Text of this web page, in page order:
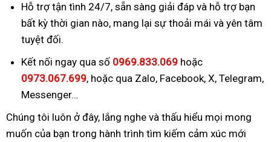
Hỗ trợ tận tình 24/7, sẵn sàng giải đáp và hỗ trợ bạn
bất kỳ thời gian nào, mang lại sự thoải mái và yên tâm
tuyệt đối.
Kết nối ngay qua số 0969.833.069 hoặc
0973.067.699, hoặc qua Zalo, Facebook, X, Telegram,
Messenger…
Chúng tôi luôn ở đây, lắng nghe và thấu hiểu mọi mong
muốn của bạn trong hành trình tìm kiếm cảm xúc mới